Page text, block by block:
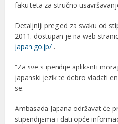
fakulteta za stručno
Detaljniji pregled za svaku od
2011. dostupan je na web
japan.go.jp/ .
“Za sve stipendije aplikanti
japanski jezik te dobro vladati
se.
Ambasada Japana održavat će
stipendijama i dati opće